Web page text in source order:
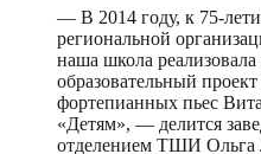
— В 2014 году, к 75-
региональной
наша школа
образовательный
фортепианных пьес
«Детям», — делится
отделением ТШИ Ольга